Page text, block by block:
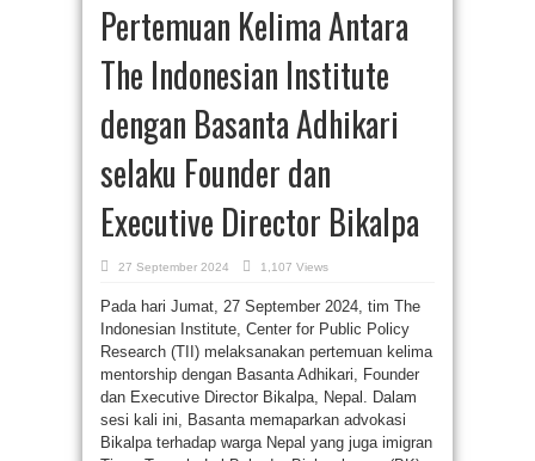
Pertemuan Kelima Antara
The Indonesian Institute
dengan Basanta Adhikari
selaku Founder dan
Executive Director Bikalpa
27 September 2024 1,107 Views
Pada hari Jumat, 27 September 2024, tim The
Indonesian Institute, Center for Public Policy
Research (TII) melaksanakan pertemuan kelima
mentorship dengan Basanta Adhikari, Founder
dan Executive Director Bikalpa, Nepal. Dalam
sesi kali ini, Basanta memaparkan advokasi
Bikalpa terhadap warga Nepal yang juga imigran